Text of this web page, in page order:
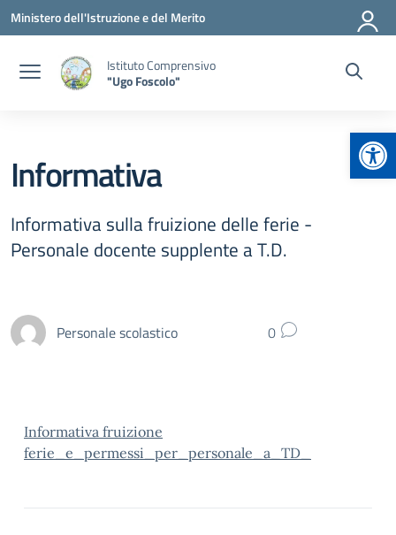
Vai ai contenuti
Vai al menu di navigazione
Vai al footer
Ministero dell'Istruzione e del Merito
Istituto Comprensivo
"Ugo Foscolo"
Informativa
Informativa sulla fruizione delle ferie -
Personale docente supplente a T.D.
Personale scolastico 0
Informativa fruizione
ferie_e_permessi_per_personale_a_TD_